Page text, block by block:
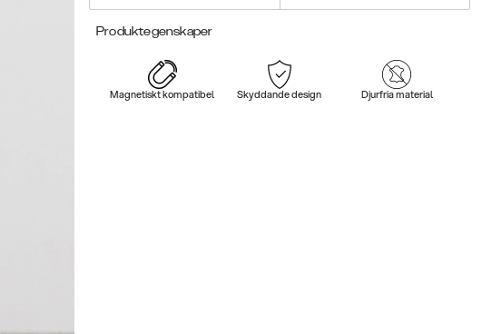
Produktegenskaper
Magnetiskt kompatibel Skyddande design Djurfria material